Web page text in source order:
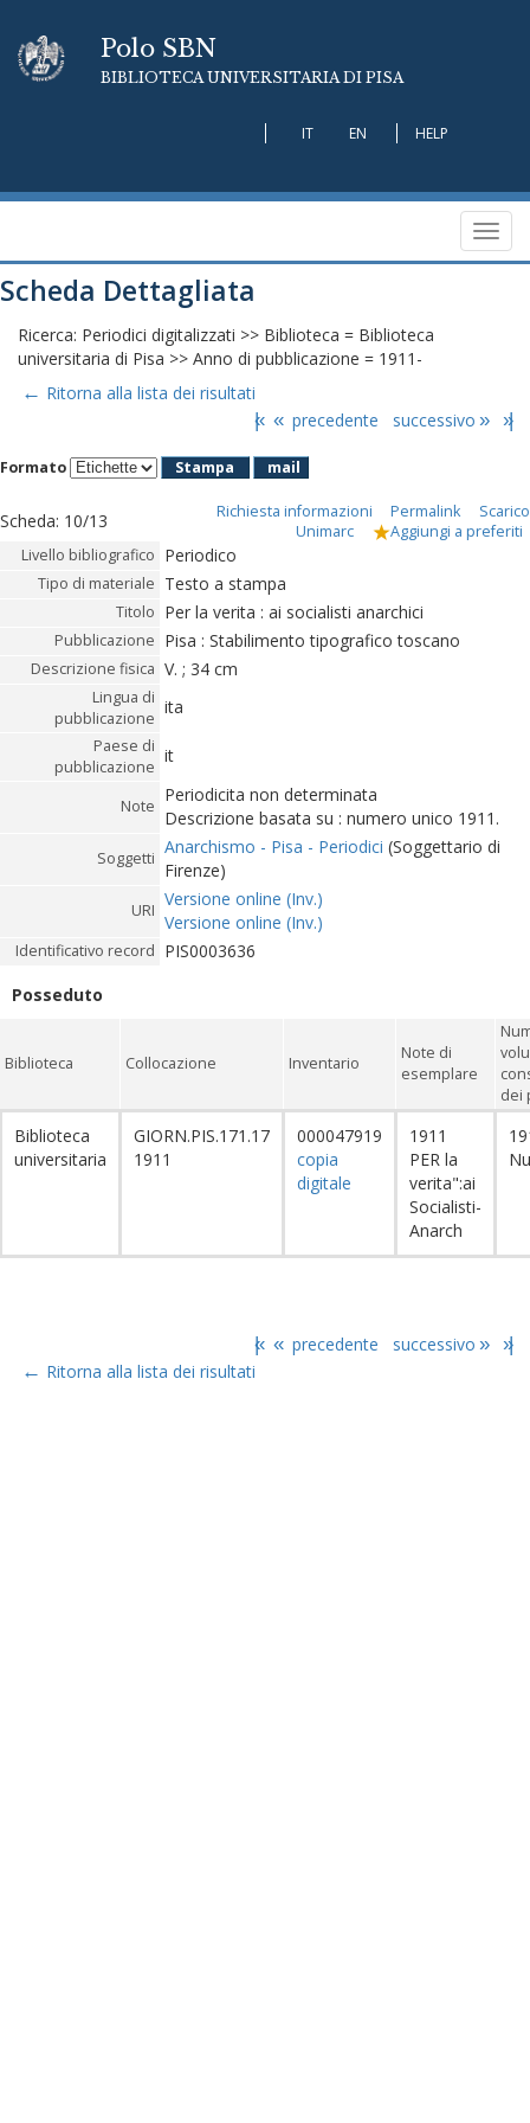
Polo SBN
BIBLIOTECA UNIVERSITARIA DI PISA
IT EN HELP
Scheda Dettagliata
Ricerca: Periodici digitalizzati >> Biblioteca = Biblioteca
universitaria di Pisa >> Anno di pubblicazione = 1911-
← Ritorna alla lista dei risultati
|« « precedente successivo » »|
Formato Stampa mail
Scheda: 10/13 Richiesta informazioni Permalink
Scarico
Unimarc
Aggiungi a preferiti
Livello bibliografico Periodico
Tipo di materiale Testo a stampa
Titolo Per la verita : ai socialisti anarchici
Pubblicazione Pisa : Stabilimento tipografico toscano
Descrizione fisica V. ; 34 cm
Lingua di
pubblicazione
ita
Paese di
pubblicazione
it
Note
Periodicita non determinata
Descrizione basata su : numero unico 1911.
Soggetti
Anarchismo - Pisa - Periodici (Soggettario di
Firenze)
URI
Versione online (Inv.)
Versione online (Inv.)
Identificativo record PIS0003636
Posseduto
Biblioteca Collocazione Inventario
Note di
esemplare
dei
Biblioteca
universitaria
GIORN.PIS.171.17
1911
000047919
copia
digitale
1911
PER la
verita":ai
Socialisti-
Anarch
|« « precedente successivo » »|
← Ritorna alla lista dei risultati